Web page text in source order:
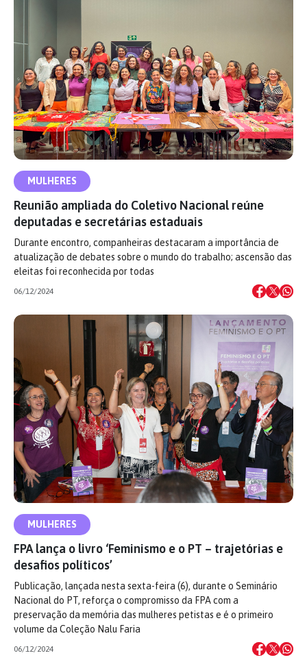
MULHERES
Reunião ampliada do Coletivo Nacional reúne
deputadas e secretárias estaduais
Durante encontro, companheiras destacaram a importância de
atualização de debates sobre o mundo do trabalho; ascensão das
eleitas foi reconhecida por todas
06/12/2024
MULHERES
FPA lança o livro ‘Feminismo e o PT – trajetórias e
desafios políticos’
Publicação, lançada nesta sexta-feira (6), durante o Seminário
Nacional do PT, reforça o compromisso da FPA com a
preservação da memória das mulheres petistas e é o primeiro
volume da Coleção Nalu Faria
06/12/2024